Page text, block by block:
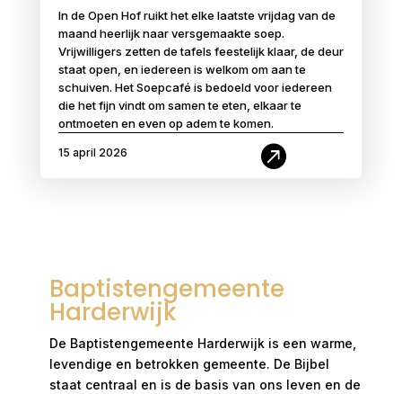
In de Open Hof ruikt het elke laatste vrijdag van de
maand heerlijk naar versgemaakte soep.
Vrijwilligers zetten de tafels feestelijk klaar, de deur
staat open, en iedereen is welkom om aan te
schuiven. Het Soepcafé is bedoeld voor iedereen
die het fijn vindt om samen te eten, elkaar te
ontmoeten en even op adem te komen.
15 april 2026 
Baptistengemeente
Harderwijk
De Baptistengemeente Harderwijk is een warme,
levendige en betrokken gemeente. De Bijbel
staat centraal en is de basis van ons leven en de